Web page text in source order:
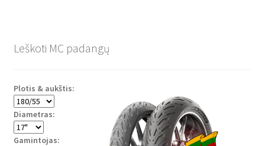
Leškoti MC padangų
Plotis & aukštis:
Diametras:
Gamintojas: